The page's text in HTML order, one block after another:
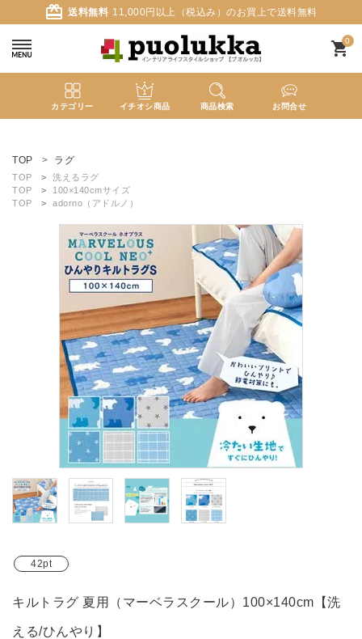
card_giftcard 送料無料 11,000円以上（税込み）のお買上で送料無料
0
shopping_cart
カテゴリー イチオシ商品 商品検索 お問合せ
ようこそ ゲスト 様
meeting_room ログイン
search
カテゴリーから探す
ガイドライン
TOP ラグ
TOP
洗えるラグ
TOP
100×140cmサイズ
TOP
adorno（アドルノ）
42pt
キルトラグ 夏用（マーベラスクール）100×140cm【洗
える/ひんやり】